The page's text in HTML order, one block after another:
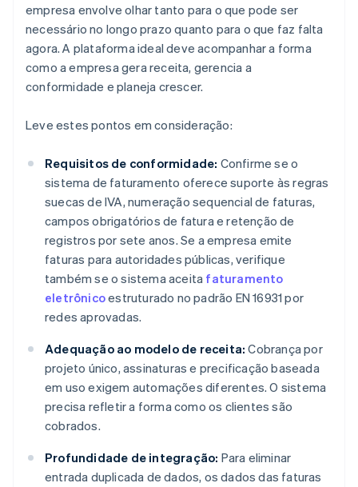
empresa envolve olhar tanto para o que pode ser
necessário no longo prazo quanto para o que faz falta
agora. A plataforma ideal deve acompanhar a forma
como a empresa gera receita, gerencia a
conformidade e planeja crescer.
Leve estes pontos em consideração:
Requisitos de conformidade: Confirme se o
sistema de faturamento oferece suporte às regras
suecas de IVA, numeração sequencial de faturas,
campos obrigatórios de fatura e retenção de
registros por sete anos. Se a empresa emite
faturas para autoridades públicas, verifique
também se o sistema aceita faturamento
eletrônicoestruturado no padrão EN 16931 por
redes aprovadas.
Adequação ao modelo de receita: Cobrança por
projeto único, assinaturas e precificação baseada
em uso exigem automações diferentes. O sistema
precisa refletir a forma como os clientes são
cobrados.
Profundidade de integração: Para eliminar
entrada duplicada de dados, os dados das faturas